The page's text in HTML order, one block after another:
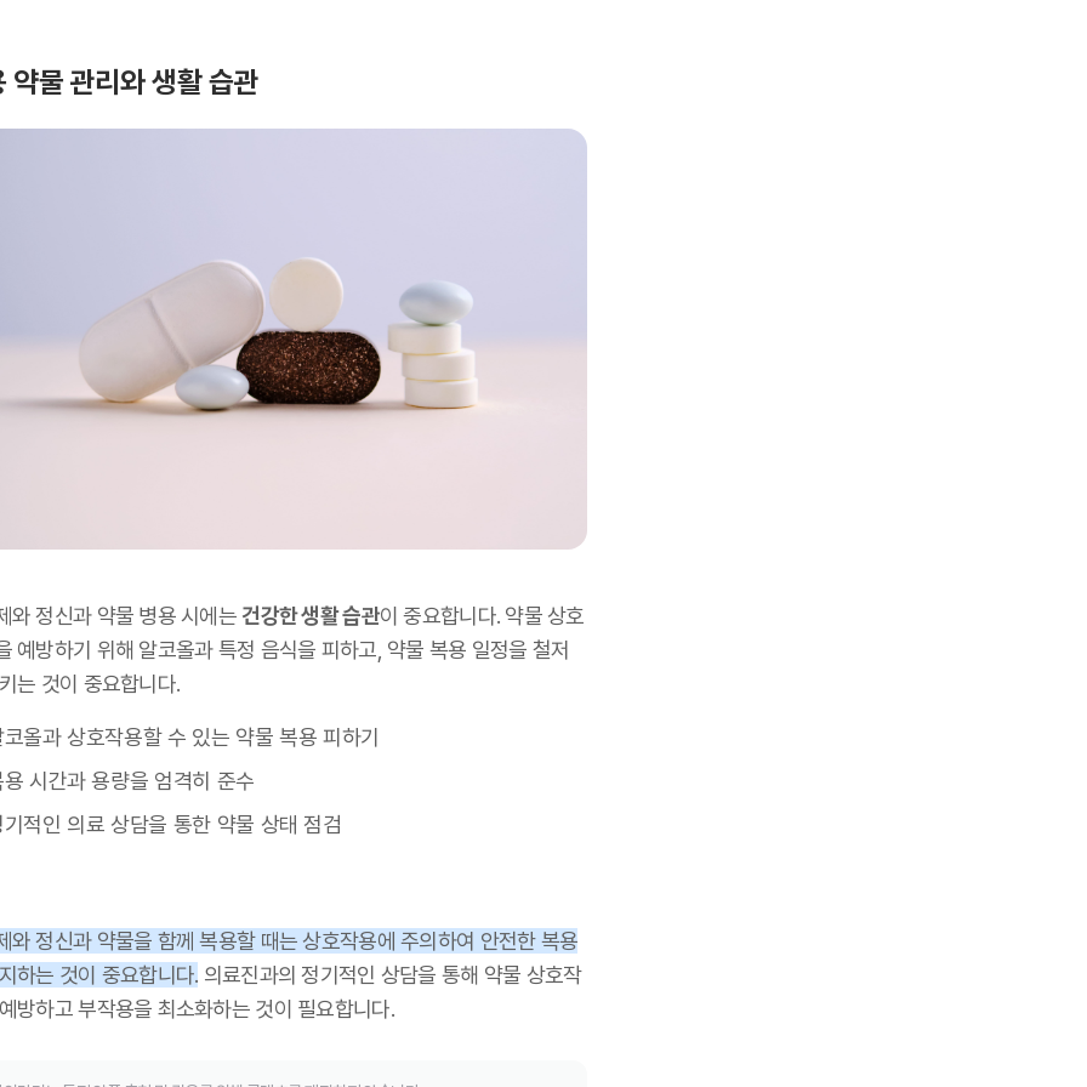
약물 관리와 생활 습관
와 정신과 약물 병용 시에는 건강한 생활 습관이 중요합니다. 약물 상호
예방하기 위해 알코올과 특정 음식을 피하고, 약물 복용 일정을 철저
는 것이 중요합니다.
코올과 상호작용할 수 있는 약물 복용 피하기
용 시간과 용량을 엄격히 준수
기적인 의료 상담을 통한 약물 상태 점검
와 정신과 약물을 함께 복용할 때는 상호작용에 주의하여 안전한 복용
하는 것이 중요합니다. 의료진과의 정기적인 상담을 통해 약물 상호작
방하고 부작용을 최소화하는 것이 필요합니다.